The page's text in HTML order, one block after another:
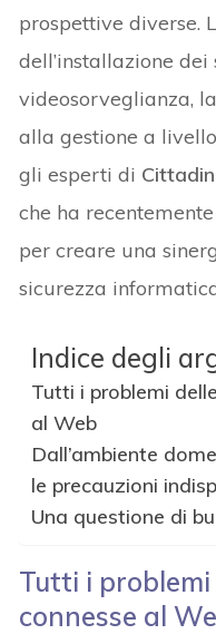
prospettive diverse.
dell’installazione dei
videosorveglianza,
alla gestione a
gli esperti di
che ha
per creare una
sicurezza
Indice degli
Tutti i problemi
al Web
Dall’ambiente
le precauzioni
Una questione di
Tutti i problemi
connesse al